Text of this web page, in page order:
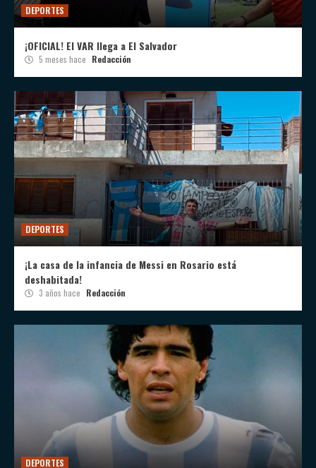
DEPORTES
¡OFICIAL! El VAR llega a El Salvador
5 meses hace Redacción
DEPORTES
¡La casa de la infancia de Messi en Rosario está
deshabitada!
3 años hace Redacción
DEPORTES